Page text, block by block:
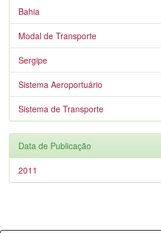
Bahia
Modal de Transporte
Sergipe
Sistema Aeroportuário
Sistema de Transporte
Data de Publicação
2011